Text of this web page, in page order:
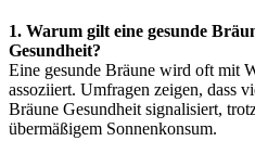
1. Warum gilt eine gesunde
Gesundheit?
Eine gesunde Bräune wird oft mit
assoziiert. Umfragen zeigen, dass
Bräune Gesundheit signalisiert,
übermäßigem Sonnenkonsum.